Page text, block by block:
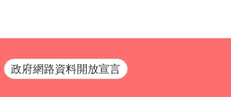
政府網路資料開放宣言